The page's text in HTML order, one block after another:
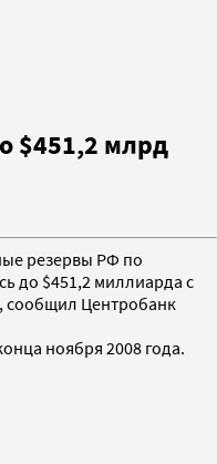
$451,2 млрд
резервы РФ по
до $451,2 миллиарда с
сообщил Центробанк
ноября 2008 года.